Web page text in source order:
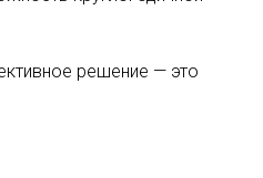
решение — это